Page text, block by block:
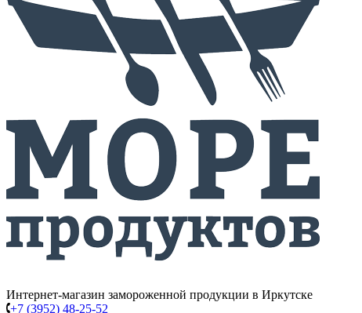
Интернет-магазин замороженной продукции в Иркутске
+7 (3952) 48-25-52